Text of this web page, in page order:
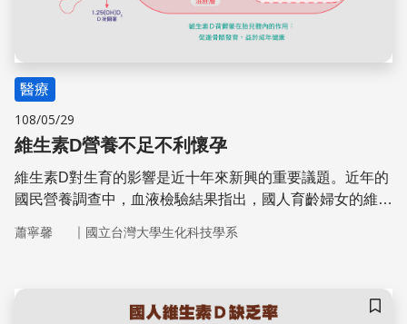
醫療
108/05/29
維生素D營養不足不利懷孕
維生素D對生育的影響是近十年來新興的重要議題。近年的
國民營養調查中，血液檢驗結果指出，國人育齡婦女的維生
其中16-30歲族群更高達半數。這些年齡層女性的維生素D
素D缺乏的狀態，不僅不利於懷孕成果和孕婦健康，也增加
蕭寧馨 ｜ 國立台灣大學生化科技學系
儲存